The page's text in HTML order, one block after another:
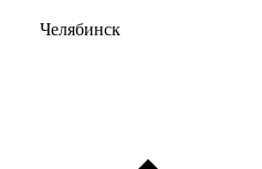
Челябинск